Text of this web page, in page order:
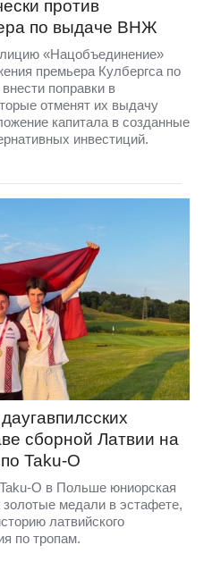
против
по выдаче ВНЖ
«Нацобъединение»
премьера Кулбергса по
поправки в
отменят их выдачу
капитала в созданные
инвестиций.
сборной Латвии на
Taku-O
O в Польше юниорская
медали в эстафете,
латвийского
по тропам.